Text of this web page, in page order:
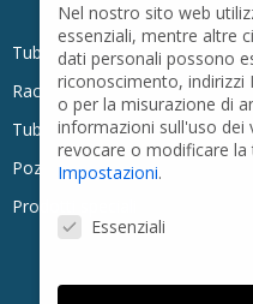
Tubi PVC
Raccordi PVC
Tubi e Raccordi in PVC-A
Pozzi Artesiani
Prodotti speciali
Nel nostro sito web
essenziali, mentre altre
dati personali possono
riconoscimento, indirizzi
o per la misurazione di
informazioni sull'uso dei
revocare o modificare
Impostazioni.
Preferenze Privacy
Essenziali